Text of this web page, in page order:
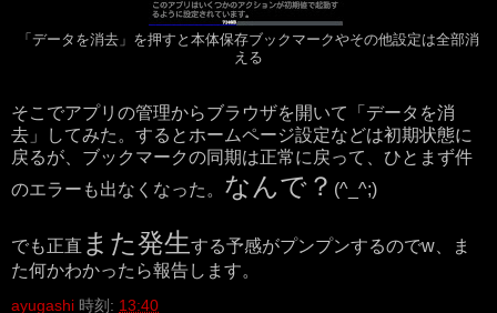
「データを消去」を押すと本体保存ブックマークやその他設定は全部消
える
そこでアプリの管理からブラウザを開いて「データを消
去」してみた。するとホームページ設定などは初期状態に
戻るが、ブックマークの同期は正常に戻って、ひとまず件
のエラーも出なくなった。 なんで？ (^_^;)
でも正直 また発生する予感がプンプンするのでw、ま
た何かわかったら報告します。
ayugashi 時刻: 13:40